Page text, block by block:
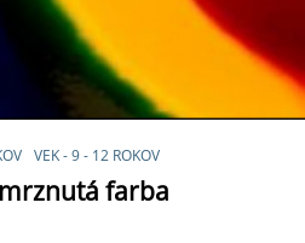
VEK - 9 - 12 ROKOV
farba